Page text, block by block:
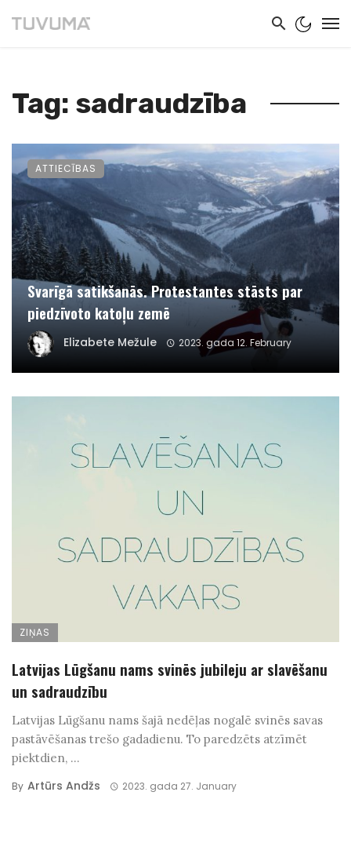
Tag: sadraudzība
Svarīgā satikšanās. Protestantes stāsts par
piedzīvoto katoļu zemē
Elizabete Mežule 2023. gada 12. February
ATTIECĪBAS
ZIŅAS
Latvijas Lūgšanu nams svinēs jubileju ar slavēšanu
un sadraudzību
Latvijas Lūgšanu nams šajā nedēļas nogalē svinēs savas
pastāvēšanas trešo gadadienu. To paredzēts atzīmēt
piektdien, ...
By Artūrs Andžs 2023. gada 27. January